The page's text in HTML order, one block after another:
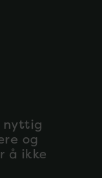
nyttig
og
å ikke